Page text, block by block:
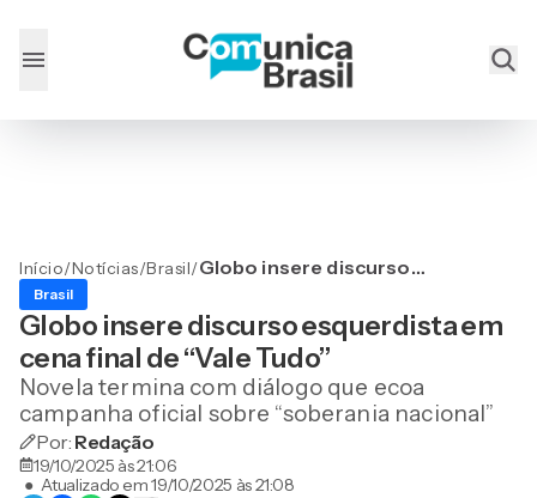
Início/Notícias/Brasil/Globo insere discurso
de “Vale Tudo”
Brasil
Globo insere discurso esquerdista em
cena final de “Vale Tudo”
Novela termina com diálogo que ecoa
campanha oficial sobre “soberania nacional”
Por: Redação
19/10/2025 às 21:06
● Atualizado em19/10/2025 às 21:08